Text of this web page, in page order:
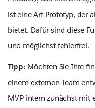
ist eine Art Prototyp, der
bietet. Dafür sind diese
und möglichst fehlerfrei.
Tipp: Möchten Sie Ihre
einem externen Team
MVP intern zunächst mit